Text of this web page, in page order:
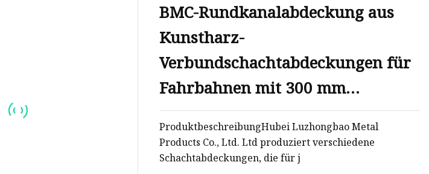
BMC-Rundkanalabdeckung aus
Kunstharz-
Verbundschachtabdeckungen für
Fahrbahnen mit 300 mm
Durchmesser
ProduktbeschreibungHubei Luzhongbao Metal
Products Co., Ltd. Ltd produziert verschiedene
Schachtabdeckungen, die für j